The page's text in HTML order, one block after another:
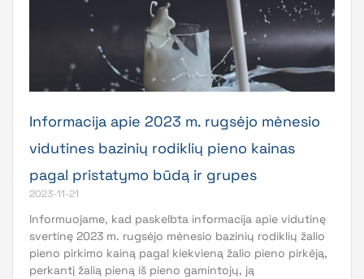
Informacija apie 2023 m. rugsėjo mėnesio
vidutines bazinių rodiklių pieno kainas
pagal pristatymo būdą ir grupes
2023-11-21
Informuojame, kad paskelbta informacija apie vidutinę
svertinę 2023 m. rugsėjo mėnesio bazinių rodiklių žalio
pieno pirkimo kainą pagal kiekvieną žalio pieno pirkėją,
perkantį žalią pieną iš pieno gamintojų, ją